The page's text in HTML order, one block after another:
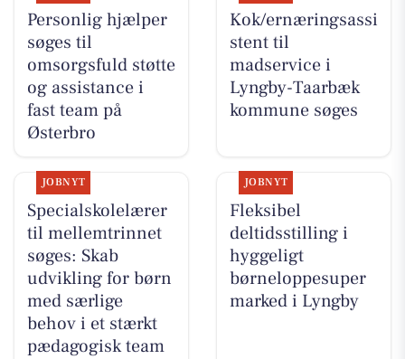
Personlig hjælper
søges til
omsorgsfuld støtte
og assistance i
fast team på
Østerbro
Kok/ernæringsassi
stent til
madservice i
Lyngby-Taarbæk
kommune søges
JOBNYT
Specialskolelærer
til mellemtrinnet
søges: Skab
udvikling for børn
med særlige
behov i et stærkt
pædagogisk team
JOBNYT
Fleksibel
deltidsstilling i
hyggeligt
børneloppesuper
marked i Lyngby